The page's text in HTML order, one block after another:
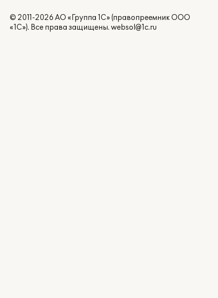
© 2011-2026 АО «Группа 1С» (правопреемник ООО
«1С»). Все права защищены. websol@1c.ru